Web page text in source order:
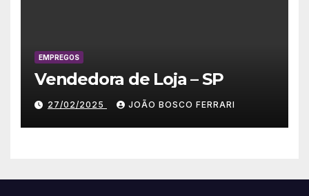
EMPREGOS
Vendedora de Loja – SP
27/02/2025 JOÃO BOSCO FERRARI